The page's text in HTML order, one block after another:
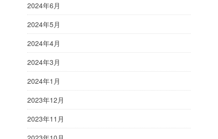
2024年6月
2024年5月
2024年4月
2024年3月
2024年1月
2023年12月
2023年11月